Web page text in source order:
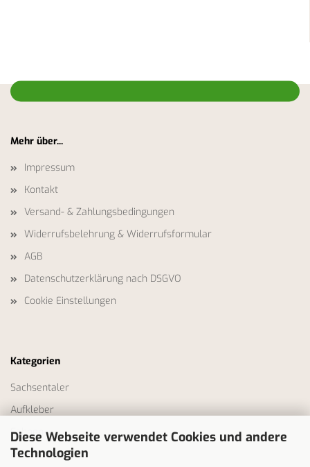
Diese Webseite verwendet Cookies und andere
Technologien
Mehr über...
Impressum
Kontakt
Versand- & Zahlungsbedingungen
Widerrufsbelehrung & Widerrufsformular
AGB
Datenschutzerklärung nach DSGVO
Cookie Einstellungen
Kategorien
Sachsentaler
Aufkleber
Fahnen
Bekleidung